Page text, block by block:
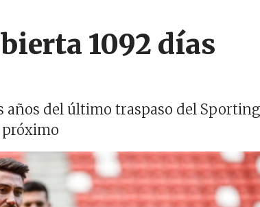
1092 días
años del último traspaso del
próximo